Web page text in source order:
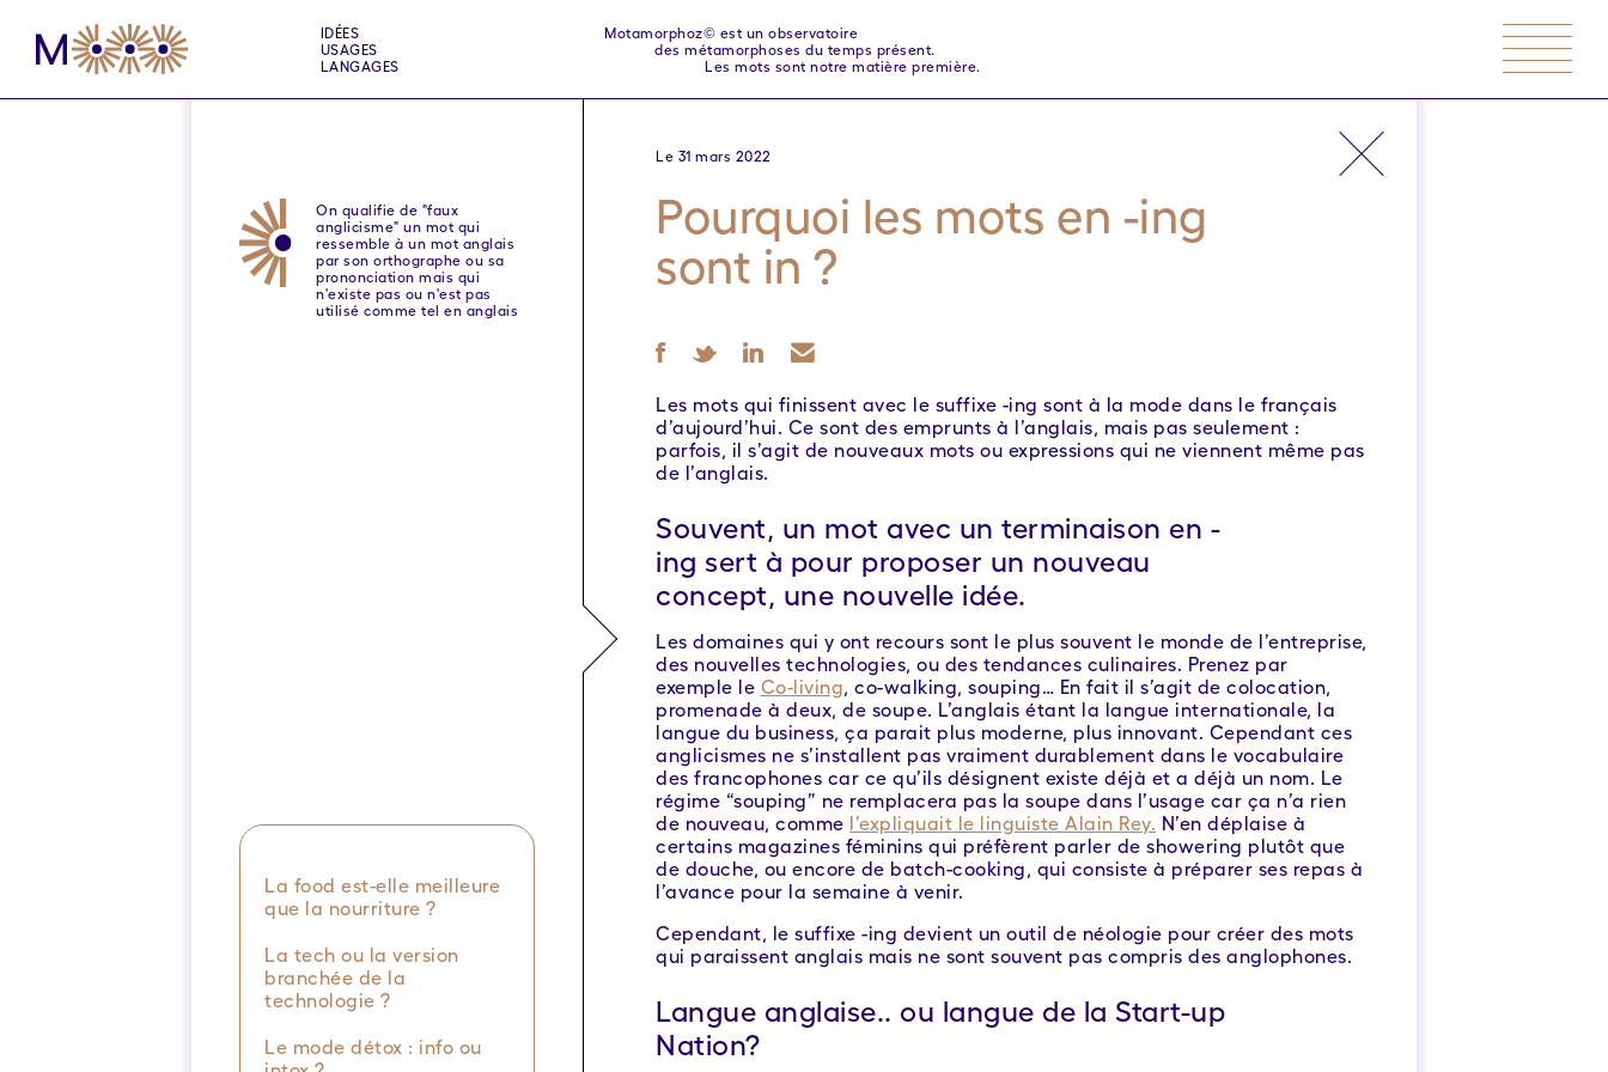
IDÉES
USAGES
LANGAGES
Motamorphoz© est un observatoire
des métamorphoses du temps présent.
Les mots sont notre matière première.
On qualifie de "faux
anglicisme" un mot qui
ressemble à un mot anglais
par son orthographe ou sa
prononciation mais qui
n'existe pas ou n'est pas
utilisé comme tel en anglais
La food est-elle meilleure
que la nourriture ?
La tech ou la version
branchée de la
technologie ?
Le mode détox : info ou
Le 31 mars 2022
Pourquoi les mots en -ing
sont in ?
Les mots qui finissent avec le suffixe -ing sont à la mode dans le français
d’aujourd’hui. Ce sont des emprunts à l’anglais, mais pas seulement :
parfois, il s’agit de nouveaux mots ou expressions qui ne viennent même pas
de l’anglais.
Souvent, un mot avec un terminaison en -
ing sert à pour proposer un nouveau
concept, une nouvelle idée.
Les domaines qui y ont recours sont le plus souvent le monde de l’entreprise,
des nouvelles technologies, ou des tendances culinaires. Prenez par
exemple le Co-living, co-walking, souping… En fait il s’agit de colocation,
promenade à deux, de soupe. L’anglais étant la langue internationale, la
langue du business, ça parait plus moderne, plus innovant. Cependant ces
anglicismes ne s’installent pas vraiment durablement dans le vocabulaire
des francophones car ce qu’ils désignent existe déjà et a déjà un nom. Le
régime “souping” ne remplacera pas la soupe dans l’usage car ça n’a rien
de nouveau, comme l’expliquait le linguiste Alain Rey. N’en déplaise à
certains magazines féminins qui préfèrent parler de showering plutôt que
de douche, ou encore de batch-cooking, qui consiste à préparer ses repas à
l’avance pour la semaine à venir.
Cependant, le suffixe -ing devient un outil de néologie pour créer des mots
qui paraissent anglais mais ne sont souvent pas compris des anglophones.
Langue anglaise.. ou langue de la Start-up
Nation?